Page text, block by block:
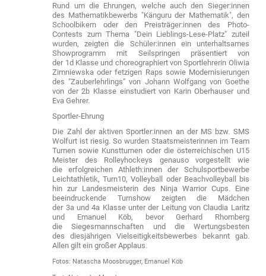
Rund um die Ehrungen, welche auch den Sieger:innen
des Mathematikbewerbs "Känguru der Mathematik", den
Schoolbikern oder den Preisträger:innen des Photo-
Contests zum Thema "Dein Lieblings-Lese-Platz" zuteil
wurden, zeigten die Schüler:innen ein unterhaltsames
Showprogramm mit Seilspringen präsentiert von
der 1d Klasse und choreographiert von Sportlehrerin Oliwia
Zimniewska oder fetzigen Raps sowie Modernisierungen
des "Zauberlehrlings" von Johann Wolfgang von Goethe
von der 2b Klasse einstudiert von Karin Oberhauser und
Eva Gehrer.
Sportler-Ehrung
Die Zahl der aktiven Sportler:innen an der MS bzw. SMS
Wolfurt ist riesig. So wurden Staatsmeisterinnen im Team
Turnen sowie Kunstturnen oder die österreichischen U15
Meister des Rolleyhockeys genauso vorgestellt wie
die erfolgreichen Athleth:innen der Schulsportbewerbe
Leichtathletik, Turn10, Volleyball oder Beachvolleyball bis
hin zur Landesmeisterin des Ninja Warrior Cups. Eine
beeindruckende Turnshow zeigten die Mädchen
der 3a und 4a Klasse unter der Leitung von Claudia Laritz
und Emanuel Köb, bevor Gerhard Rhomberg
die Siegesmannschaften und die Wertungsbesten
des diesjährigen Vielseitigkeitsbewerbes bekannt gab.
Allen gilt ein großer Applaus.
Fotos: Natascha Moosbrugger, Emanuel Köb